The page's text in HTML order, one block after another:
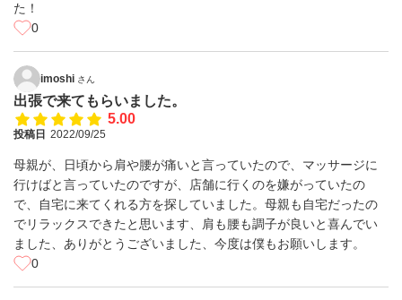
た！
0
imoshi さん
出張で来てもらいました。
5.00
投稿日 2022/09/25
母親が、日頃から肩や腰が痛いと言っていたので、マッサージに
行けばと言っていたのですが、店舗に行くのを嫌がっていたの
で、自宅に来てくれる方を探していました。母親も自宅だったの
でリラックスできたと思います、肩も腰も調子が良いと喜んでい
ました、ありがとうございました、今度は僕もお願いします。
0